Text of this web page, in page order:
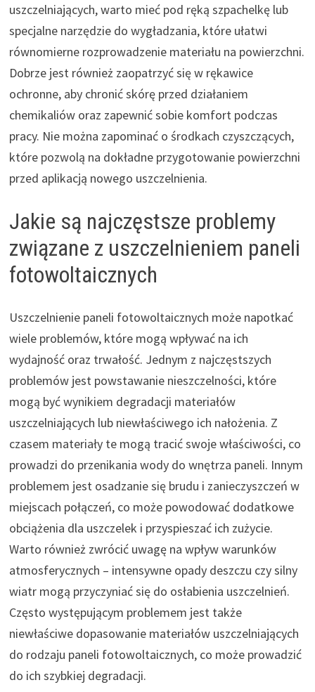
uszczelniających, warto mieć pod ręką szpachelkę lub
specjalne narzędzie do wygładzania, które ułatwi
równomierne rozprowadzenie materiału na powierzchni.
Dobrze jest również zaopatrzyć się w rękawice
ochronne, aby chronić skórę przed działaniem
chemikaliów oraz zapewnić sobie komfort podczas
pracy. Nie można zapominać o środkach czyszczących,
które pozwolą na dokładne przygotowanie powierzchni
przed aplikacją nowego uszczelnienia.
Jakie są najczęstsze problemy
związane z uszczelnieniem paneli
fotowoltaicznych
Uszczelnienie paneli fotowoltaicznych może napotkać
wiele problemów, które mogą wpływać na ich
wydajność oraz trwałość. Jednym z najczęstszych
problemów jest powstawanie nieszczelności, które
mogą być wynikiem degradacji materiałów
uszczelniających lub niewłaściwego ich nałożenia. Z
czasem materiały te mogą tracić swoje właściwości, co
prowadzi do przenikania wody do wnętrza paneli. Innym
problemem jest osadzanie się brudu i zanieczyszczeń w
miejscach połączeń, co może powodować dodatkowe
obciążenia dla uszczelek i przyspieszać ich zużycie.
Warto również zwrócić uwagę na wpływ warunków
atmosferycznych – intensywne opady deszczu czy silny
wiatr mogą przyczyniać się do osłabienia uszczelnień.
Często występującym problemem jest także
niewłaściwe dopasowanie materiałów uszczelniających
do rodzaju paneli fotowoltaicznych, co może prowadzić
do ich szybkiej degradacji.